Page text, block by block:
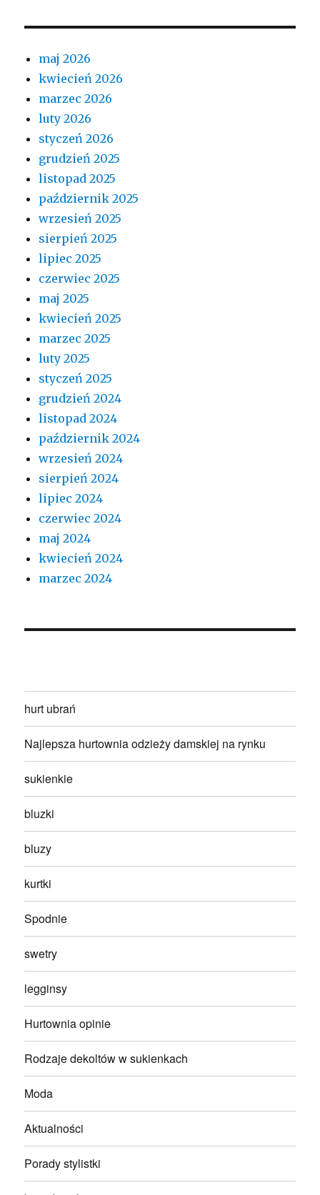
maj 2026
kwiecień 2026
marzec 2026
luty 2026
styczeń 2026
grudzień 2025
listopad 2025
październik 2025
wrzesień 2025
sierpień 2025
lipiec 2025
czerwiec 2025
maj 2025
kwiecień 2025
marzec 2025
luty 2025
styczeń 2025
grudzień 2024
listopad 2024
październik 2024
wrzesień 2024
sierpień 2024
lipiec 2024
czerwiec 2024
maj 2024
kwiecień 2024
marzec 2024
hurt ubrań
Najlepsza hurtownia odzieży damskiej na rynku
sukienkie
bluzki
bluzy
kurtki
Spodnie
swetry
legginsy
Hurtownia opinie
Rodzaje dekoltów w sukienkach
Moda
Aktualności
Porady stylistki